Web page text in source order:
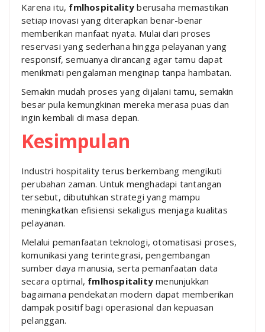
Karena itu, fmlhospitality berusaha memastikan
setiap inovasi yang diterapkan benar-benar
memberikan manfaat nyata. Mulai dari proses
reservasi yang sederhana hingga pelayanan yang
responsif, semuanya dirancang agar tamu dapat
menikmati pengalaman menginap tanpa hambatan.
Semakin mudah proses yang dijalani tamu, semakin
besar pula kemungkinan mereka merasa puas dan
ingin kembali di masa depan.
Kesimpulan
Industri hospitality terus berkembang mengikuti
perubahan zaman. Untuk menghadapi tantangan
tersebut, dibutuhkan strategi yang mampu
meningkatkan efisiensi sekaligus menjaga kualitas
pelayanan.
Melalui pemanfaatan teknologi, otomatisasi proses,
komunikasi yang terintegrasi, pengembangan
sumber daya manusia, serta pemanfaatan data
secara optimal, fmlhospitality menunjukkan
bagaimana pendekatan modern dapat memberikan
dampak positif bagi operasional dan kepuasan
pelanggan.